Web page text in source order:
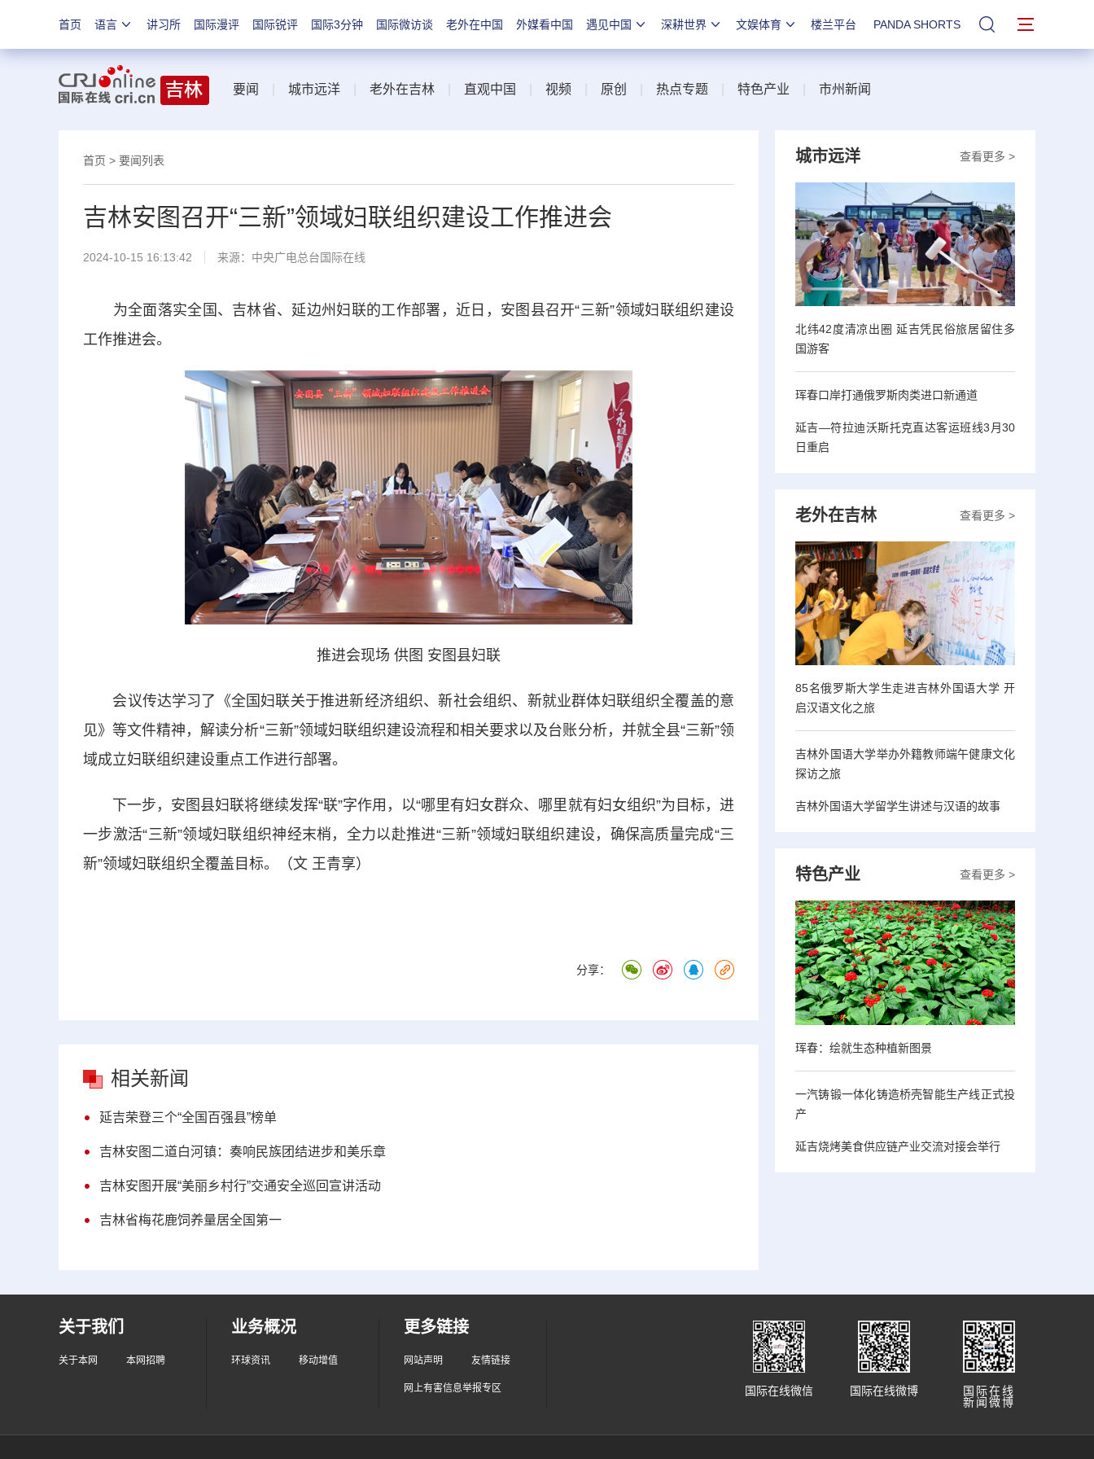
首页 语言 讲习所 国际漫评 国际锐评 国际3分钟 国际微访谈 老外在中国 外媒看中国 遇见中国 深耕世界 文娱体育 楼兰平台 PANDA SHORTS 站内搜索
要闻 城市远洋 老外在吉林 直观中国 视频 原创 热点专题 特色产业 市州新闻
首页 > 要闻列表
吉林安图召开“三新”领域妇联组织建设工作推进会
2024-10-15 16:13:42 来源：中央广电总台国际在线
为全面落实全国、吉林省、延边州妇联的工作部署，近日，安图县召开“三新”领域妇联组织建设
工作推进会。
推进会现场 供图 安图县妇联
会议传达学习了《全国妇联关于推进新经济组织、新社会组织、新就业群体妇联组织全覆盖的意
见》等文件精神，解读分析“三新”领域妇联组织建设流程和相关要求以及台账分析，并就全县“三新”领
域成立妇联组织建设重点工作进行部署。
下一步，安图县妇联将继续发挥“联”字作用，以“哪里有妇女群众、哪里就有妇女组织”为目标，进
一步激活“三新”领域妇联组织神经末梢，全力以赴推进“三新”领域妇联组织建设，确保高质量完成“三
新”领域妇联组织全覆盖目标。（文 王青享）
分享：
相关新闻
延吉荣登三个“全国百强县”榜单
吉林安图二道白河镇：奏响民族团结进步和美乐章
吉林安图开展“美丽乡村行”交通安全巡回宣讲活动
吉林省梅花鹿饲养量居全国第一
查看更多 >
城市远洋
北纬42度清凉出圈 延吉凭民俗旅居留住多
国游客
珲春口岸打通俄罗斯肉类进口新通道
延吉—符拉迪沃斯托克直达客运班线3月30
日重启
查看更多 >
老外在吉林
85名俄罗斯大学生走进吉林外国语大学 开
启汉语文化之旅
吉林外国语大学举办外籍教师端午健康文化
探访之旅
吉林外国语大学留学生讲述与汉语的故事
查看更多 >
特色产业
珲春：绘就生态种植新图景
一汽铸锻一体化铸造桥壳智能生产线正式投
产
延吉烧烤美食供应链产业交流对接会举行
关于我们
关于本网 本网招聘
业务概况
环球资讯 移动增值
更多链接
网站声明 友情链接
网上有害信息举报专区
国际在线
新闻微博
国际在线微博
国际在线微信